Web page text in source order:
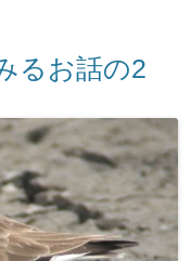
るお話の2